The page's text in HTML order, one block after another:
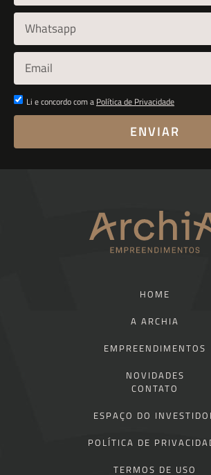
Li e concordo com a Política de Privacidade
ENVIAR
HOME
A ARCHIA
EMPREENDIMENTOS
NOVIDADES
CONTATO
ESPAÇO DO
POLÍTICA DE
TERMOS DE USO